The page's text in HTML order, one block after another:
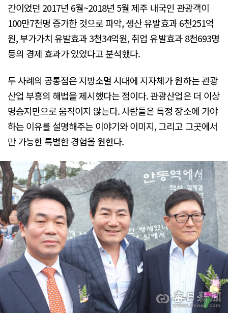
간이었던 2017년 6월~2018년 5월 제주 내국인 관광객이
100만7천명 증가한 것으로 파악, 생산 유발효과 6천251억
원, 부가가치 유발효과 3천34억원, 취업 유발효과 8천693명
등의 경제 효과가 있었다고 분석했다.
두 사례의 공통점은 지방소멸 시대에 지자체가 원하는 관광
산업 부흥의 해법을 제시했다는 점이다. 관광산업은 더 이상
명승지만으로 움직이지 않는다. 사람들은 특정 장소에 가야
하는 이유를 설명해주는 이야기와 이미지, 그리고 그곳에서
만 가능한 특별한 경험을 원한다.